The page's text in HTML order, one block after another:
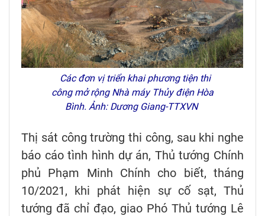
Các đơn vị triển khai phương tiện thi
công mở rộng Nhà máy Thủy điện Hòa
Bình. Ảnh: Dương Giang-TTXVN
Thị sát công trường thi công, sau khi nghe
báo cáo tình hình dự án, Thủ tướng Chính
phủ Phạm Minh Chính cho biết, tháng
10/2021, khi phát hiện sự cố sạt, Thủ
tướng đã chỉ đạo, giao Phó Thủ tướng Lê